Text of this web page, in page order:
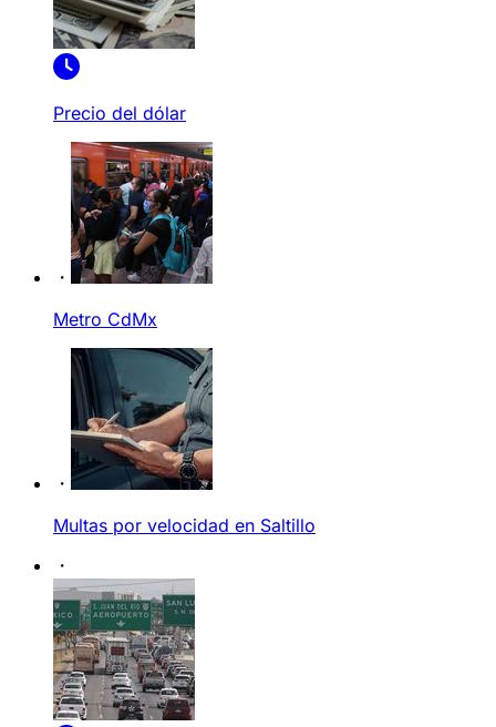
Precio del dólar
Metro CdMx
Multas por velocidad en Saltillo